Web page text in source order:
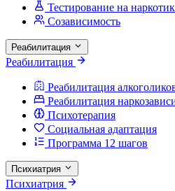
Тестирование на
Созависимость
Реабилитация
Реабилитация
Реабилитация
Реабилитация
Психотерапия
Социальная адаптация
Программа 12 шагов
Психиатрия
Психиатрия